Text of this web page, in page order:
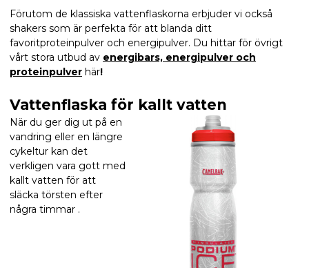
Förutom de klassiska vattenflaskorna erbjuder vi också
shakers som är perfekta för att blanda ditt
favoritproteinpulver och energipulver. Du hittar för övrigt
vårt stora utbud av energibars, energipulver och
proteinpulver här!
Vattenflaska för kallt vatten
När du ger dig ut på en
vandring eller en längre
cykeltur kan det
verkligen vara gott med
kallt vatten för att
släcka törsten efter
några timmar .